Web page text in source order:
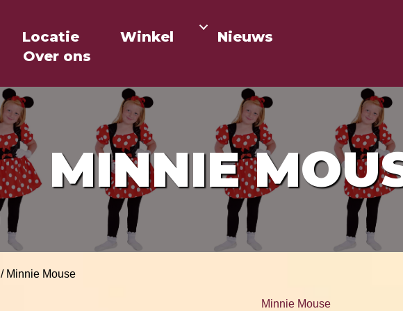
Locatie Winkel
Nieuws
Over ons
MINNIE
/ Minnie Mouse
Minnie Mouse